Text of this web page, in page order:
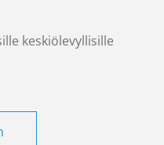
keskiölevyllisille